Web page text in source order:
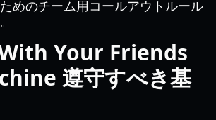
めのチーム用コールアウトルール
Your Friends
遵守すべき基